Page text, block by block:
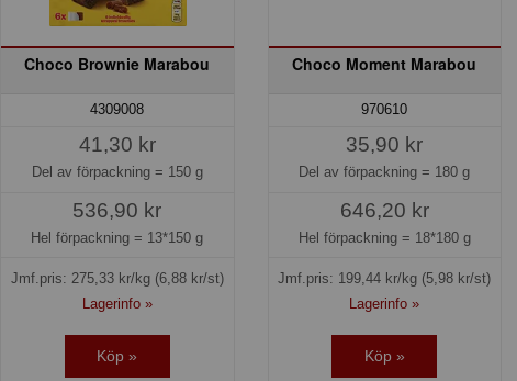
Choco Brownie Marabou
4309008
41,30 kr
Del av förpackning = 150 g
536,90 kr
Hel förpackning = 13*150 g
Jmf.pris: 275,33kr/kg (6,88 kr/st)
Lagerinfo »
Köp »
Choco Moment Marabou
970610
35,90 kr
Del av förpackning = 180 g
646,20 kr
Hel förpackning = 18*180 g
Jmf.pris: 199,44 kr/kg (5,98 kr/st)
Lagerinfo »
Köp »